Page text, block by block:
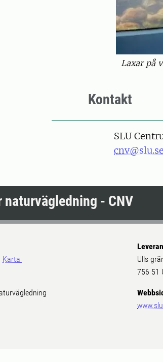
Laxar på
Kontakt
SLU
cnv@slu.se
naturvägledning - CNV
Karta
Ulls
756 51